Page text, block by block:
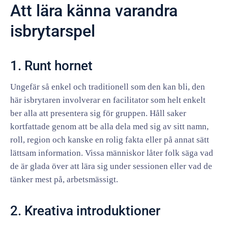
Att lära känna varandra
isbrytarspel
1. Runt hornet
Ungefär så enkel och traditionell som den kan bli, den
här isbrytaren involverar en facilitator som helt enkelt
ber alla att presentera sig för gruppen. Håll saker
kortfattade genom att be alla dela med sig av sitt namn,
roll, region och kanske en rolig fakta eller på annat sätt
lättsam information. Vissa människor låter folk säga vad
de är glada över att lära sig under sessionen eller vad de
tänker mest på, arbetsmässigt.
2. Kreativa introduktioner